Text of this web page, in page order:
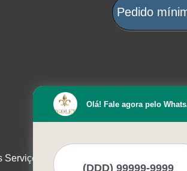
Serviços
Olá! Fale agora pelo
Pedido